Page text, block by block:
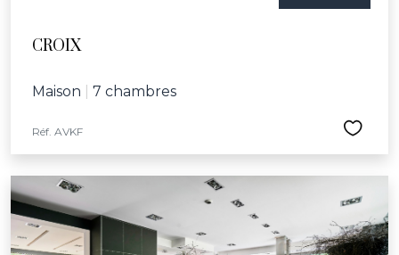
CROIX
Maison 7 chambres
Réf. AVKF